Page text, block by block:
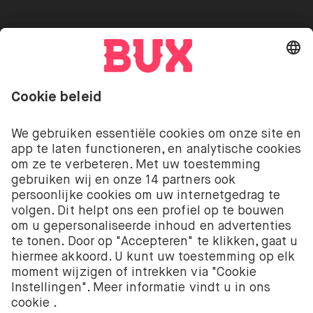
Go to "Instagram"
Go to "Facebook"
Go to "Twitter"Go to "Youtube"
Cookie Settings
De beleggingsdiensten van BUX met betrekking tot
aandelen en ETF’s worden aangeboden door BUX B.V.
BUX B.V. is geregistreerd bij de Kamer van
Koophandel onder nummer 58403949. BUX B.V. staat
onder toezicht van de Autoriteit Financiële Markten
(AFM).
BUX B.V. verstrekt geen beleggingsadvies en
beleggers moeten hun eigen beleggingsbeslissingen
nemen of onafhankelijk advies inwinnen. Beleggen
kent risico’s. De waarde van beleggingen kan zowel